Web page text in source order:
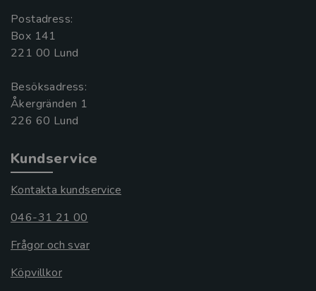
Postadress:
Box 141
221 00 Lund
Besöksadress:
Åkergränden 1
Kundservice
Kontakta kundservice
046-31 21 00
Frågor och svar
Köpvillkor